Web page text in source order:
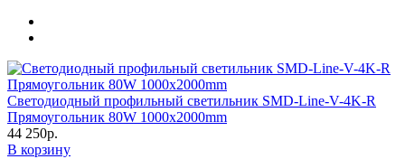
Светодиодный профильный светильник SMD-Line-V-4K-R
Прямоугольник 80W 1000х2000mm
44 250р.
В корзину